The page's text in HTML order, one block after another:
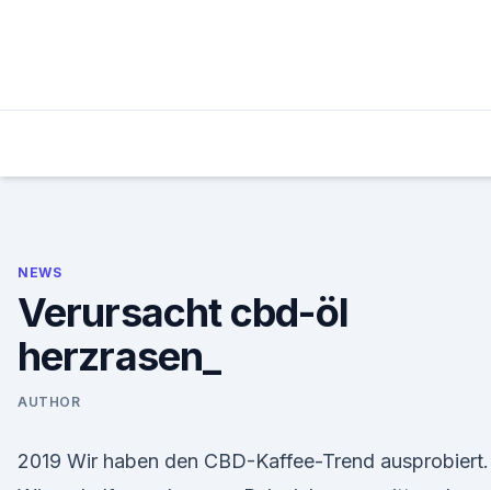
NEWS
Verursacht cbd-öl
herzrasen_
AUTHOR
2019 Wir haben den CBD-Kaffee-Trend ausprobiert.